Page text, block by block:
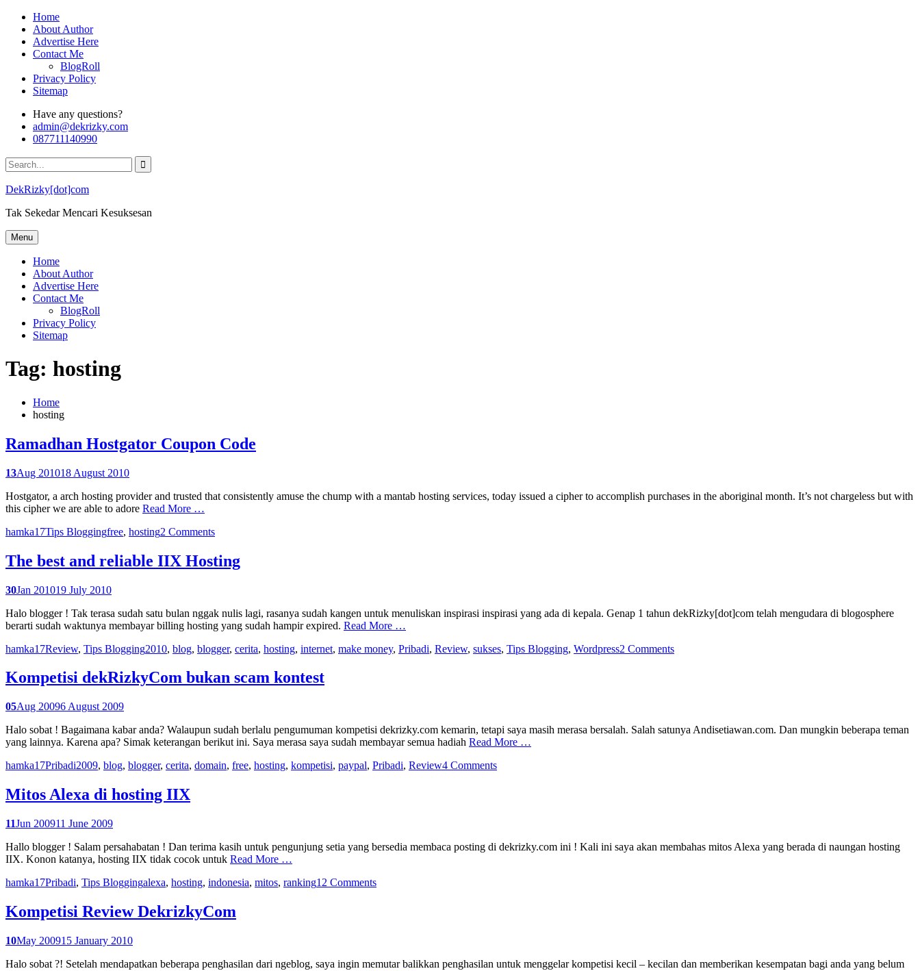
Skip
content
Home
About Author
Advertise Here
Contact Me
BlogRoll
Privacy Policy
Sitemap
Have any questions?
admin@dekrizky.com
087711140990
Search
for:
DekRizky[dot]com
Tak Sekedar Mencari Kesuksesan
Menu
Home
About Author
Advertise Here
Contact Me
BlogRoll
Privacy Policy
Sitemap
Tag: hosting
Home
hosting
Ramadhan Hostgator Coupon Code
13Aug 201018 August 2010
Hostgator, a arch hosting provider and trusted that consistently amuse the chump with a mantab hosting services, today issued a cipher to accomplish purchases in the aboriginal month. It’s not chargeless but with
this cipher we are able to adore Read More …
hamka17Tips Bloggingfree, hosting2 Comments
The best and reliable IIX Hosting
30Jan 201019 July 2010
Halo blogger ! Tak terasa sudah satu bulan nggak nulis lagi, rasanya sudah kangen untuk menuliskan inspirasi inspirasi yang ada di kepala. Genap 1 tahun dekRizky[dot]com telah mengudara di blogosphere
berarti sudah waktunya membayar billing hosting yang sudah hampir expired. Read More …
hamka17Review, Tips Blogging2010, blog, blogger, cerita, hosting, internet, make money, Pribadi, Review, sukses, Tips Blogging, Wordpress2 Comments
Kompetisi dekRizkyCom bukan scam kontest
05Aug 20096 August 2009
Halo sobat ! Bagaimana kabar anda? Walaupun sudah berlalu pengumuman kompetisi dekrizky.com kemarin, tetapi saya masih merasa bersalah. Salah satunya Andisetiawan.com. Dan mungkin beberapa teman
yang lainnya. Karena apa? Simak keterangan berikut ini. Saya merasa saya sudah membayar semua hadiah Read More …
hamka17Pribadi2009, blog, blogger, cerita, domain, free, hosting, kompetisi, paypal, Pribadi, Review4 Comments
Mitos Alexa di hosting IIX
11Jun 200911 June 2009
Hallo blogger ! Salam persahabatan ! Dan terima kasih untuk pengunjung setia yang bersedia membaca posting di dekrizky.com ini ! Kali ini saya akan membahas mitos Alexa yang berada di naungan hosting
IIX. Konon katanya, hosting IIX tidak cocok untuk Read More …
hamka17Pribadi, Tips Bloggingalexa, hosting, indonesia, mitos, ranking12 Comments
Kompetisi Review DekrizkyCom
10May 200915 January 2010
Halo sobat ?! Setelah mendapatkan beberapa penghasilan dari ngeblog, saya ingin memutar balikkan penghasilan untuk menggelar kompetisi kecil – kecilan dan memberikan kesempatan bagi anda yang belum